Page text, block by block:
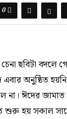
0
ছবিটা বদলে
অনুষ্ঠিত
না। ঈদের জামাত
হয় সকাল